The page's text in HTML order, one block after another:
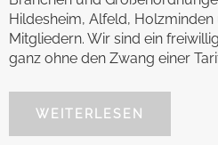
Hildesheim, Alfeld, Holzminden
Mitgliedern. Wir sind ein
ganz ohne den Zwang einer
WEITERLESEN